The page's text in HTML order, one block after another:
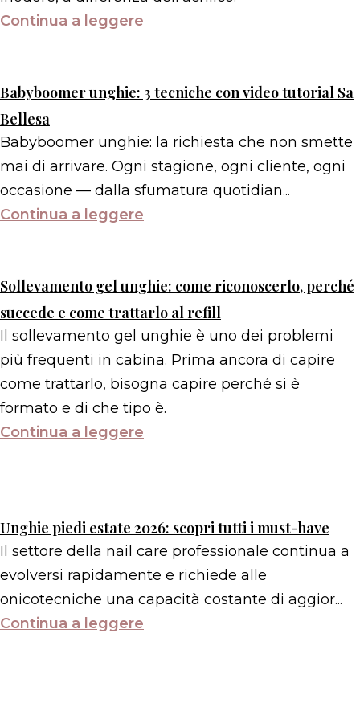
Continua a leggere
Babyboomer unghie: 3 tecniche con video tutorial Sa
Bellesa
Babyboomer unghie: la richiesta che non smette
mai di arrivare. Ogni stagione, ogni cliente, ogni
occasione — dalla sfumatura quotidian...
Continua a leggere
Sollevamento gel unghie: come riconoscerlo, perché
succede e come trattarlo al refill
Il sollevamento gel unghie è uno dei problemi
più frequenti in cabina. Prima ancora di capire
come trattarlo, bisogna capire perché si è
formato e di che tipo è.
Continua a leggere
Unghie piedi estate 2026: scopri tutti i must-have
Il settore della nail care professionale continua a
evolversi rapidamente e richiede alle
onicotecniche una capacità costante di aggior...
Continua a leggere